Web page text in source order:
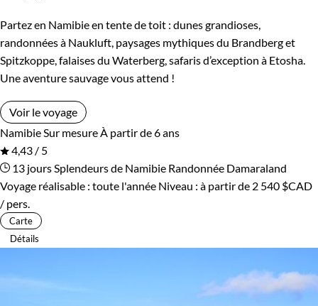
Partez en Namibie en tente de toit : dunes grandioses,
randonnées à Naukluft, paysages mythiques du Brandberg et
Spitzkoppe, falaises du Waterberg, safaris d’exception à Etosha.
Une aventure sauvage vous attend !
Voir le voyage
Namibie Sur mesure À partir de 6 ans
4,43 / 5
13 jours Splendeurs de Namibie Randonnée Damaraland
Voyage réalisable : toute l'année Niveau : à partir de 2 540 $CAD
/ pers.
Carte
Détails